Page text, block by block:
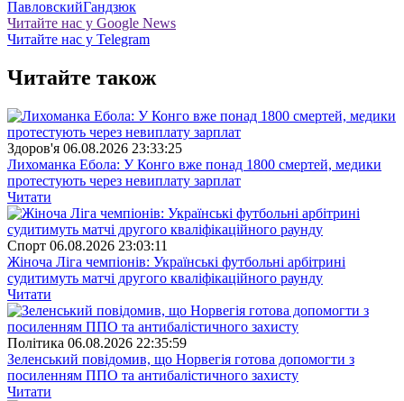
ПавловскийГандзюк
Читайте нас у Google News
Читайте нас у Telegram
Читайте також
Здоров'я 06.08.2026 23:33:25
Лихоманка Ебола: У Конго вже понад 1800 смертей, медики
протестують через невиплату зарплат
Читати
Спорт 06.08.2026 23:03:11
Жіноча Ліга чемпіонів: Українські футбольні арбітрині
судитимуть матчі другого кваліфікаційного раунду
Читати
Полiтика 06.08.2026 22:35:59
Зеленський повідомив, що Норвегія готова допомогти з
посиленням ППО та антибалістичного захисту
Читати